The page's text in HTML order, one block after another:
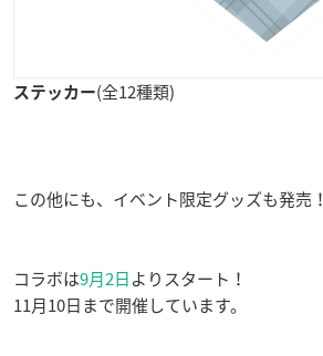
ステッカー(全12種類)
この他にも、イベント限定グッズも発売！
コラボは9月2日よりスタート！
11月10日まで開催しています。